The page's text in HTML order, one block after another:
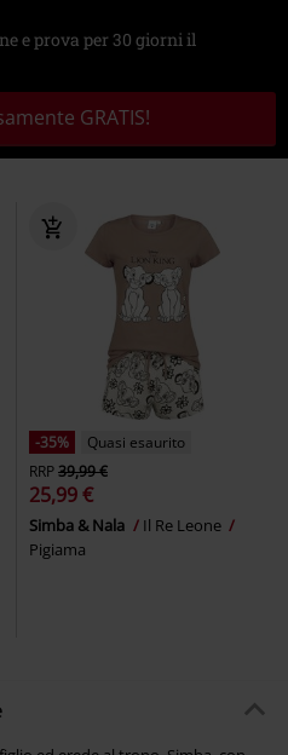
e prova per 30 giorni il
GRATIS!
-35%
Quasi esaurito
RRP39,99 €
25,99 €
Simba & Nala
Il Re Leone
Pigiama